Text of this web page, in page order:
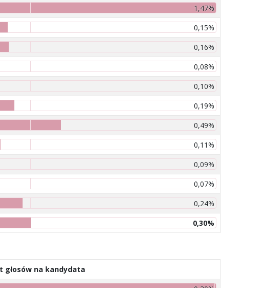
1,47%
0,15%
0,16%
0,08%
0,10%
0,19%
0,49%
0,11%
0,09%
0,07%
0,24%
0,30%
głosów na kandydata